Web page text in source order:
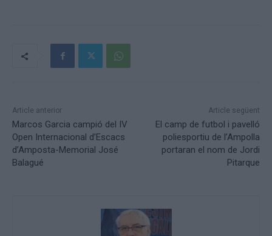
Article anterior
Marcos Garcia campió del IV
Open Internacional d’Escacs
d’Amposta-Memorial José
Balagué
Article següent
El camp de futbol i pavelló
poliesportiu de l’Ampolla
portaran el nom de Jordi
Pitarque